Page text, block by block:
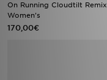
On Running Cloudtilt Remix
Women's
170,00€